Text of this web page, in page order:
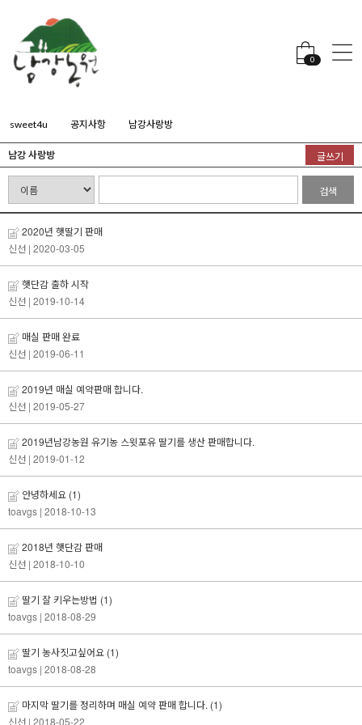
0
sweet4u 공지사항 남강사랑방
남강 사랑방 글쓰기
검색
2020년 햇딸기 판매
신선 | 2020-03-05
햇단감 출하 시작
신선 | 2019-10-14
매실 판매 완료
신선 | 2019-06-11
2019년 매실 예약판매 합니다.
신선 | 2019-05-27
2019년남강농원 유기농 스윗포유 딸기를 생산 판매합니다.
신선 | 2019-01-12
안녕하세요 (1)
toavgs | 2018-10-13
2018년 햇단감 판매
신선 | 2018-10-10
딸기 잘 키우는방법 (1)
toavgs | 2018-08-29
딸기 농사짓고싶어요 (1)
toavgs | 2018-08-28
마지막 딸기를 정리하며 매실 예약 판매 합니다. (1)
신선 | 2018-05-22